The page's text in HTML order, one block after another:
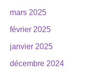
mars 2025
février 2025
janvier 2025
décembre 2024